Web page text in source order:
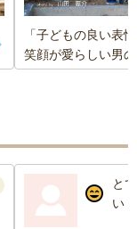
「子どもの良い表
笑顔が愛らしい男
と
い